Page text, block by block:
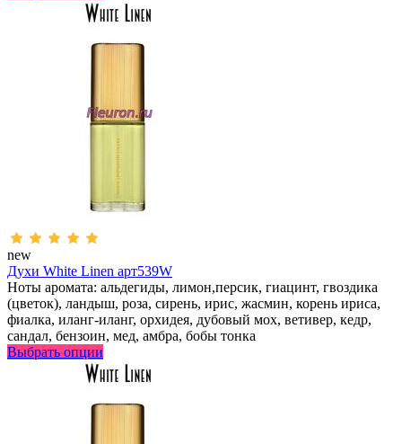
new
Духи White Linen арт539W
Ноты аромата: альдегиды, лимон,персик, гиацинт, гвоздика
(цветок), ландыш, роза, сирень, ирис, жасмин, корень ириса,
фиалка, иланг-иланг, орхидея, дубовый мох, ветивер, кедр,
сандал, бензоин, мед, амбра, бобы тонка
Выбрать опции